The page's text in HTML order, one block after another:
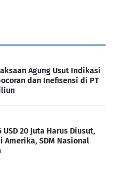
Agung Usut Indikasi
dan Inefisensi di PT
20 Juta Harus Diusut,
Amerika, SDM Nasional